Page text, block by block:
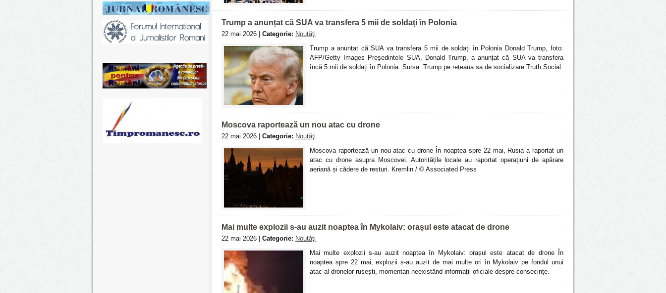
Trump a anunțat că SUA va transfera 5 mii de soldați în Polonia
22 mai 2026 | Categorie: Noutăţi
Trump a anunțat că SUA va transfera 5 mii de soldați în Polonia Donald Trump, foto:
AFP/Getty Images Președintele SUA, Donald Trump, a anunțat că SUA va transfera
încă 5 mii de soldați în Polonia. Sursa: Trump pe rețeaua sa de socializare Truth Social
Moscova raportează un nou atac cu drone
22 mai 2026 | Categorie: Noutăţi
Moscova raportează un nou atac cu drone În noaptea spre 22 mai, Rusia a raportat un
atac cu drone asupra Moscovei. Autoritățile locale au raportat operațiuni de apărare
aeriană și cădere de resturi. Kremlin / © Associated Press
Mai multe explozii s-au auzit noaptea în Mykolaiv: orașul este atacat de drone
22 mai 2026 | Categorie: Noutăţi
Mai multe explozii s-au auzit noaptea în Mykolaiv: orașul este atacat de drone În
noaptea spre 22 mai, explozii s-au auzit de mai multe ori în Mykolaiv pe fondul unui
atac al dronelor rusești, momentan neexistând informații oficiale despre consecințe.